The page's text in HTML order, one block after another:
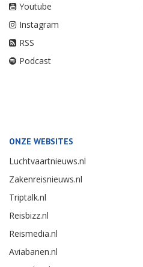
Youtube
Instagram
RSS
Podcast
ONZE WEBSITES
Luchtvaartnieuws.nl
Zakenreisnieuws.nl
Triptalk.nl
Reisbizz.nl
Reismedia.nl
Aviabanen.nl